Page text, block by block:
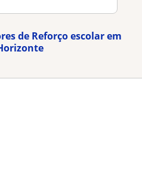
de Reforço escolar em